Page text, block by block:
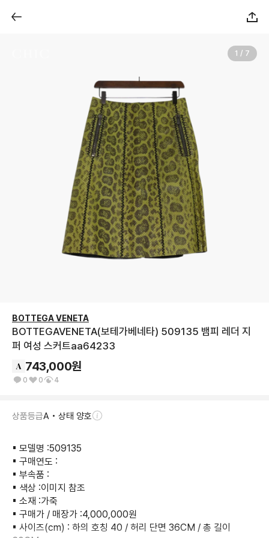
1 / 7
BOTTEGA VENETA
BOTTEGAVENETA(보테가베네타) 509135 뱀피 레더 지
퍼 여성 스커트aa64233
743,000원
0 0 4
상품등급A • 상태 양호
▪︎ 모델명 :509135
▪︎ 구매연도 :
▪︎ 부속품 :
▪︎ 색상 :이미지 참조
▪︎ 소재 :가죽
▪︎ 구매가 / 매장가 :4,000,000원
▪︎ 사이즈(cm) : 하의 호칭 40 / 허리 단면 36CM / 총 길이